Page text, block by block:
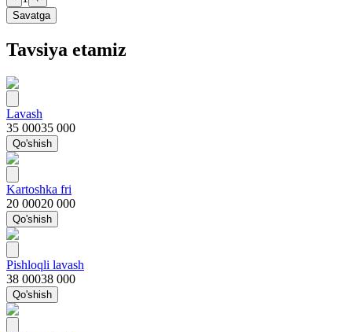
Savatga
Tavsiya etamiz
Lavash
35 00035 000
Qo'shish
Kartoshka fri
20 00020 000
Qo'shish
Pishloqli lavash
38 00038 000
Qo'shish